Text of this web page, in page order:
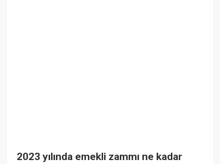
2023 yılında emekli zammı ne kadar